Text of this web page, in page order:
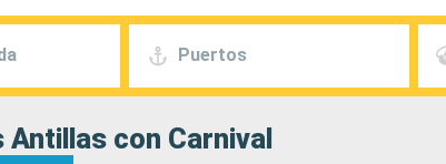
Puertos
Antillas con Carnival